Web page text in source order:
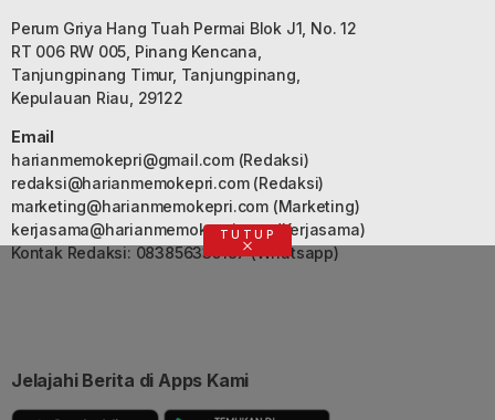
Perum Griya Hang Tuah Permai Blok J1, No. 12
RT 006 RW 005, Pinang Kencana,
Tanjungpinang Timur, Tanjungpinang,
Kepulauan Riau, 29122
Email
harianmemokepri@gmail.com(Redaksi)
redaksi@harianmemokepri.com(Redaksi)
marketing@harianmemokepri.com(Marketing)
kerjasama@harianmemokepri.com(Kerjasama)
Kontak Redaksi: 083856335187 (Whatsapp)
Jelajahi Berita di Apps Kami
TUTUP